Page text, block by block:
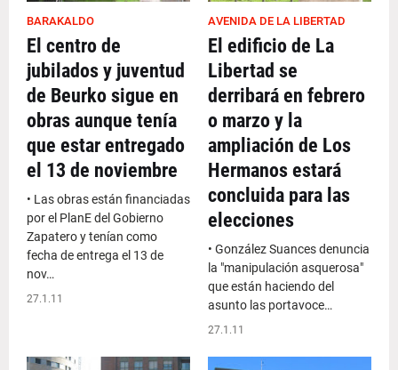
BARAKALDO
El centro de
jubilados y juventud
de Beurko sigue en
obras aunque tenía
que estar entregado
el 13 de noviembre
• Las obras están financiadas
por el PlanE del Gobierno
Zapatero y tenían como
fecha de entrega el 13 de
nov…
27.1.11
AVENIDA DE LA LIBERTAD
El edificio de La
Libertad se
derribará en febrero
o marzo y la
ampliación de Los
Hermanos estará
concluida para las
elecciones
• González Suances denuncia
la "manipulación asquerosa"
que están haciendo del
asunto las portavoce…
27.1.11